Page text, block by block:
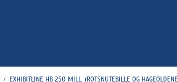
EXHIBITLINE HB 250 MILL. (ROTSNUTEBILLE OG